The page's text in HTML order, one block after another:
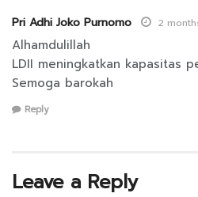
Pri Adhi Joko Purnomo 2
Alhamdulillah
LDII meningkatkan kapasitas
Semoga barokah
Reply
Leave a Reply